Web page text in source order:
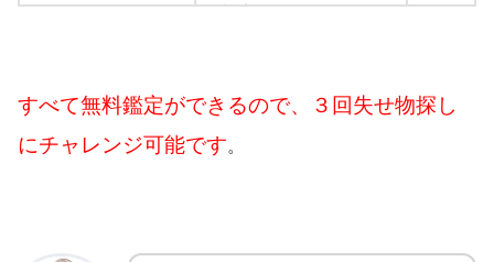
ＫＫＯＹＡ（コヤ） 電話占いココナラ タロット
すべて無料鑑定ができるので、３回失せ物探し
にチャレンジ可能です。